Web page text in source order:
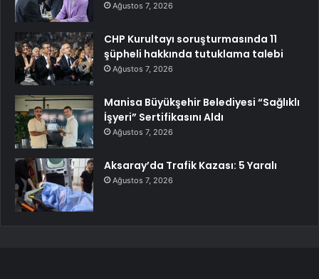
Ağustos 7, 2026
CHP Kurultayı soruşturmasında 11
şüpheli hakkında tutuklama talebi
Ağustos 7, 2026
Manisa Büyükşehir Belediyesi “Sağlıklı
İşyeri” Sertifikasını Aldı
Ağustos 7, 2026
Aksaray’da Trafik Kazası: 5 Yaralı
Ağustos 7, 2026